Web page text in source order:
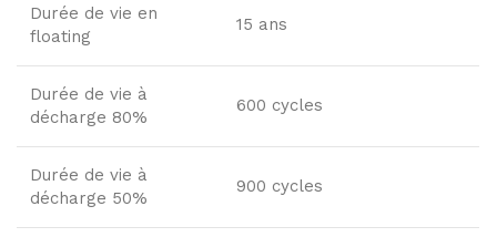
Durée de vie en
floating
15 ans
Durée de vie à
décharge 80%
600 cycles
Durée de vie à
décharge 50%
900 cycles